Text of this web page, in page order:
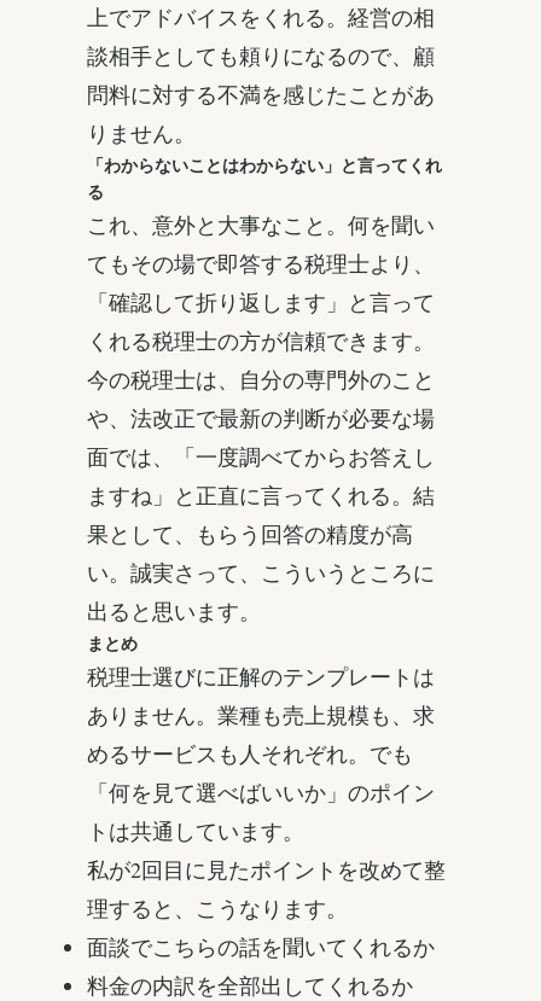
上でアドバイスをくれる。経営の相
談相手としても頼りになるので、顧
問料に対する不満を感じたことがあ
りません。
「わからないことはわからない」と言ってくれ
る
これ、意外と大事なこと。何を聞い
てもその場で即答する税理士より、
「確認して折り返します」と言って
くれる税理士の方が信頼できます。
今の税理士は、自分の専門外のこと
や、法改正で最新の判断が必要な場
面では、「一度調べてからお答えし
ますね」と正直に言ってくれる。結
果として、もらう回答の精度が高
い。誠実さって、こういうところに
出ると思います。
まとめ
税理士選びに正解のテンプレートは
ありません。業種も売上規模も、求
めるサービスも人それぞれ。でも
「何を見て選べばいいか」のポイン
トは共通しています。
私が2回目に見たポイントを改めて整
理すると、こうなります。
面談でこちらの話を聞いてくれるか
料金の内訳を全部出してくれるか